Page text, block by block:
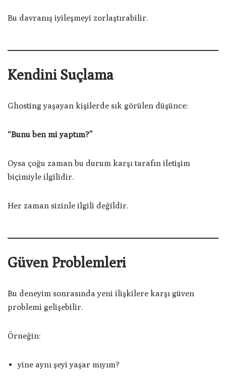
Bu davranış iyileşmeyi zorlaştırabilir.
Kendini Suçlama
Ghosting yaşayan kişilerde sık görülen düşünce:
“Bunu ben mi yaptım?”
Oysa çoğu zaman bu durum karşı tarafın iletişim
biçimiyle ilgilidir.
Her zaman sizinle ilgili değildir.
Güven Problemleri
Bu deneyim sonrasında yeni ilişkilere karşı güven
problemi gelişebilir.
Örneğin:
yine aynı şeyi yaşar mıyım?